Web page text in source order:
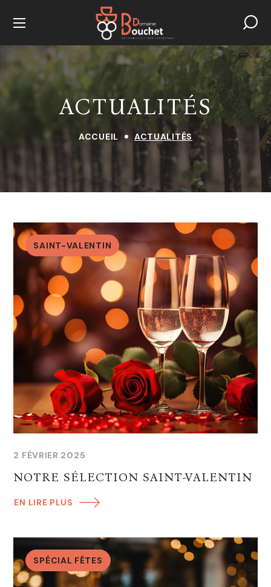
ACTUALITÉS
ACCUEIL ACTUALITÉS
SAINT-VALENTIN
2 FÉVRIER 2025
NOTRE SÉLECTION SAINT-VALENTIN
EN LIRE PLUS
SPÉCIAL FÊTES
AOC TOURAINE
11,00€ ADD